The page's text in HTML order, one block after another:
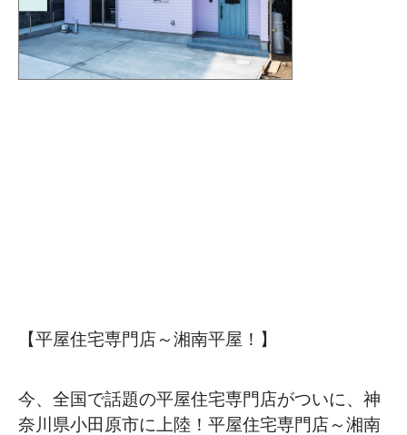
【平屋住宅専門店～湘南平屋！】
今、全国で話題の平屋住宅専門店がついに、神
奈川県小田原市に上陸！平屋住宅専門店～湘南